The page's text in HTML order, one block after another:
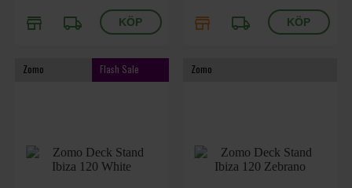
store local_shipping store local_shipping
Zomo Flash Sale Zomo